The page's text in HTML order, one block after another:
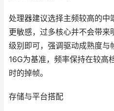
处理器建议选择主频较高的中
更敏感，过多核心并不会带
级别即可，强调驱动成熟度与
16G为基准，频率保持在较高
时的掉帧。
存储与平台搭配